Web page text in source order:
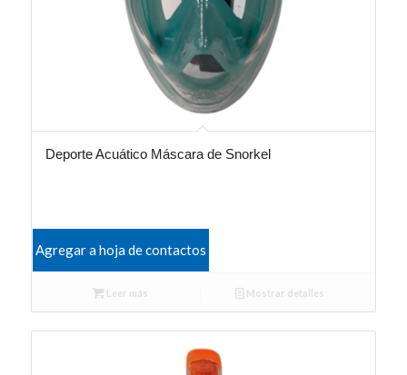
Deporte Acuático Máscara de Snorkel
Agregar a hoja de contactos
Leer más Mostrar detalles